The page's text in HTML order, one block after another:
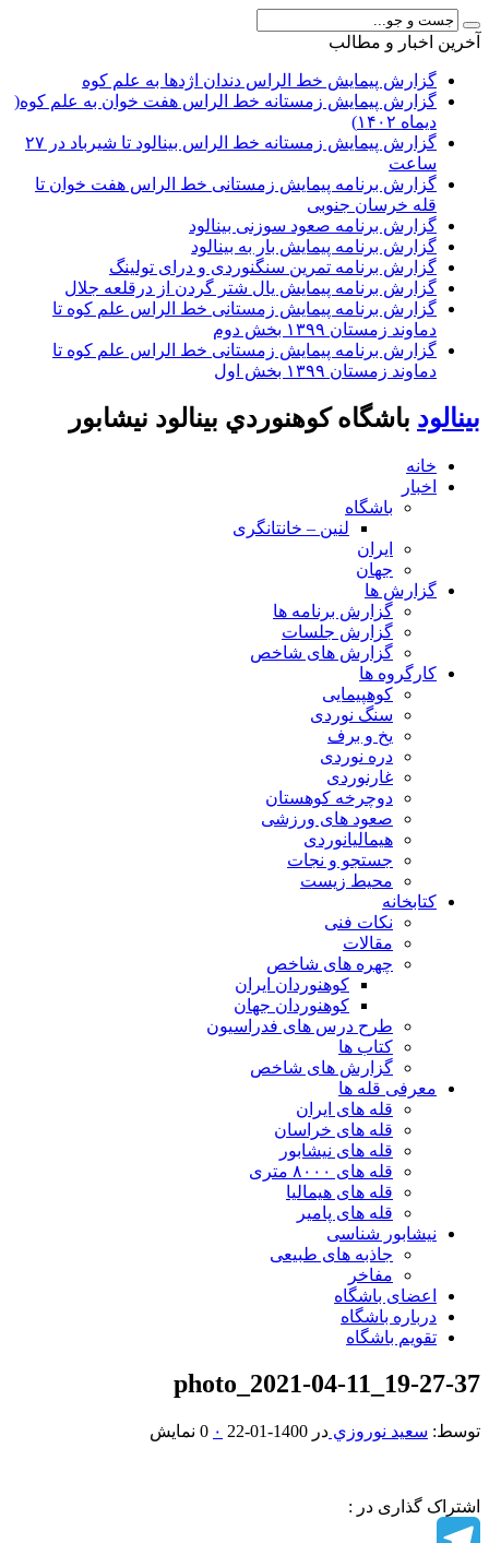
آخرين اخبار و مطالب
گزارش پیمایش خط الراس دندان اژدها به علم کوه
گزارش پیمایش زمستانه خط الراس هفت خوان به علم کوه(
دیماه ۱۴۰۲)
گزارش پیمایش زمستانه خط الراس بینالود تا شیرباد در ۲۷
ساعت
گزارش برنامه پیمایش زمستانی خط الراس هفت خوان تا
قله خرسان جنوبی
گزارش برنامه صعود سوزنی بینالود
گزارش برنامه پیمایش بار به بینالود
گزارش برنامه تمرین سنگنوردی و درای تولینگ
گزارش برنامه پیمایش یال شتر گردن از درقلعه جلال
گزارش برنامه پیمایش زمستانی خط الراس علم کوه تا
دماوند زمستان ۱۳۹۹ بخش دوم
گزارش برنامه پیمایش زمستانی خط الراس علم کوه تا
دماوند زمستان ۱۳۹۹ بخش اول
بينالود باشگاه كوهنوردي بينالود نيشابور
خانه
اخبار
باشگاه
لنین – خانتانگری
ایران
جهان
گزارش ها
گزارش برنامه ها
گزارش جلسات
گزارش های شاخص
کارگروه ها
کوهپیمایی
سنگ نوردی
یخ و برف
دره نوردی
غارنوردی
دوچرخه کوهستان
صعود های ورزشی
هیمالیانوردی
جستجو و نجات
محیط زیست
کتابخانه
نکات فنی
مقالات
چهره های شاخص
کوهنوردان ایران
کوهنوردان جهان
طرح درس های فدراسیون
کتاب ها
گزارش های شاخص
معرفی قله ها
قله های ایران
قله های خراسان
قله های نیشابور
قله های ۸۰۰۰ متری
قله های هیمالیا
قله های پامیر
نیشابور شناسی
جاذبه های طبیعی
مفاخر
اعضای باشگاه
درباره باشگاه
تقویم باشگاه
photo_2021-04-11_19-27-37
توسط: سعيد نوروزي در 1400-01-22 ۰ 0 نمایش
اشتراک گذاری در :